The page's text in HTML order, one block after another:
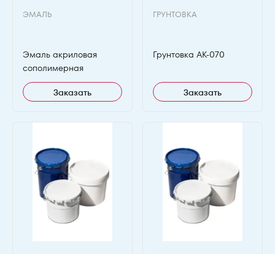
ЭМАЛЬ
Эмаль акриловая
сополимерная
Заказать
ГРУНТОВКА
Грунтовка АК-070
Заказать